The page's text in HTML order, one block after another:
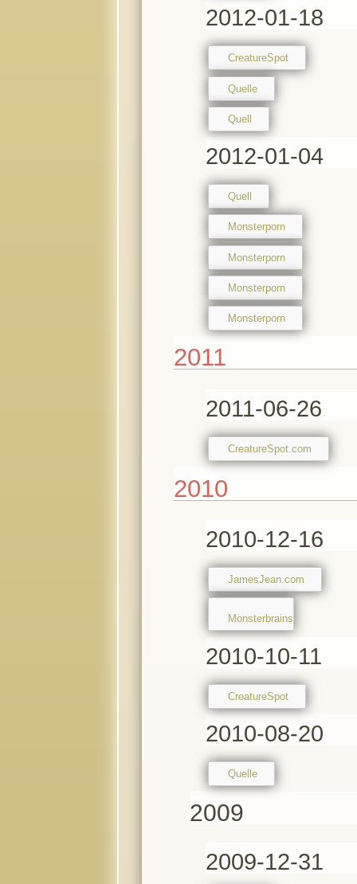
2012-01-18
CreatureSpot
Quelle
Quell
2012-01-04
Quell
Monsterporn
Monsterporn
Monsterporn
Monsterporn
2011
2011-06-26
CreatureSpot.com
2010
2010-12-16
JamesJean.com
Monsterbrains
2010-10-11
CreatureSpot
2010-08-20
Quelle
2009
2009-12-31